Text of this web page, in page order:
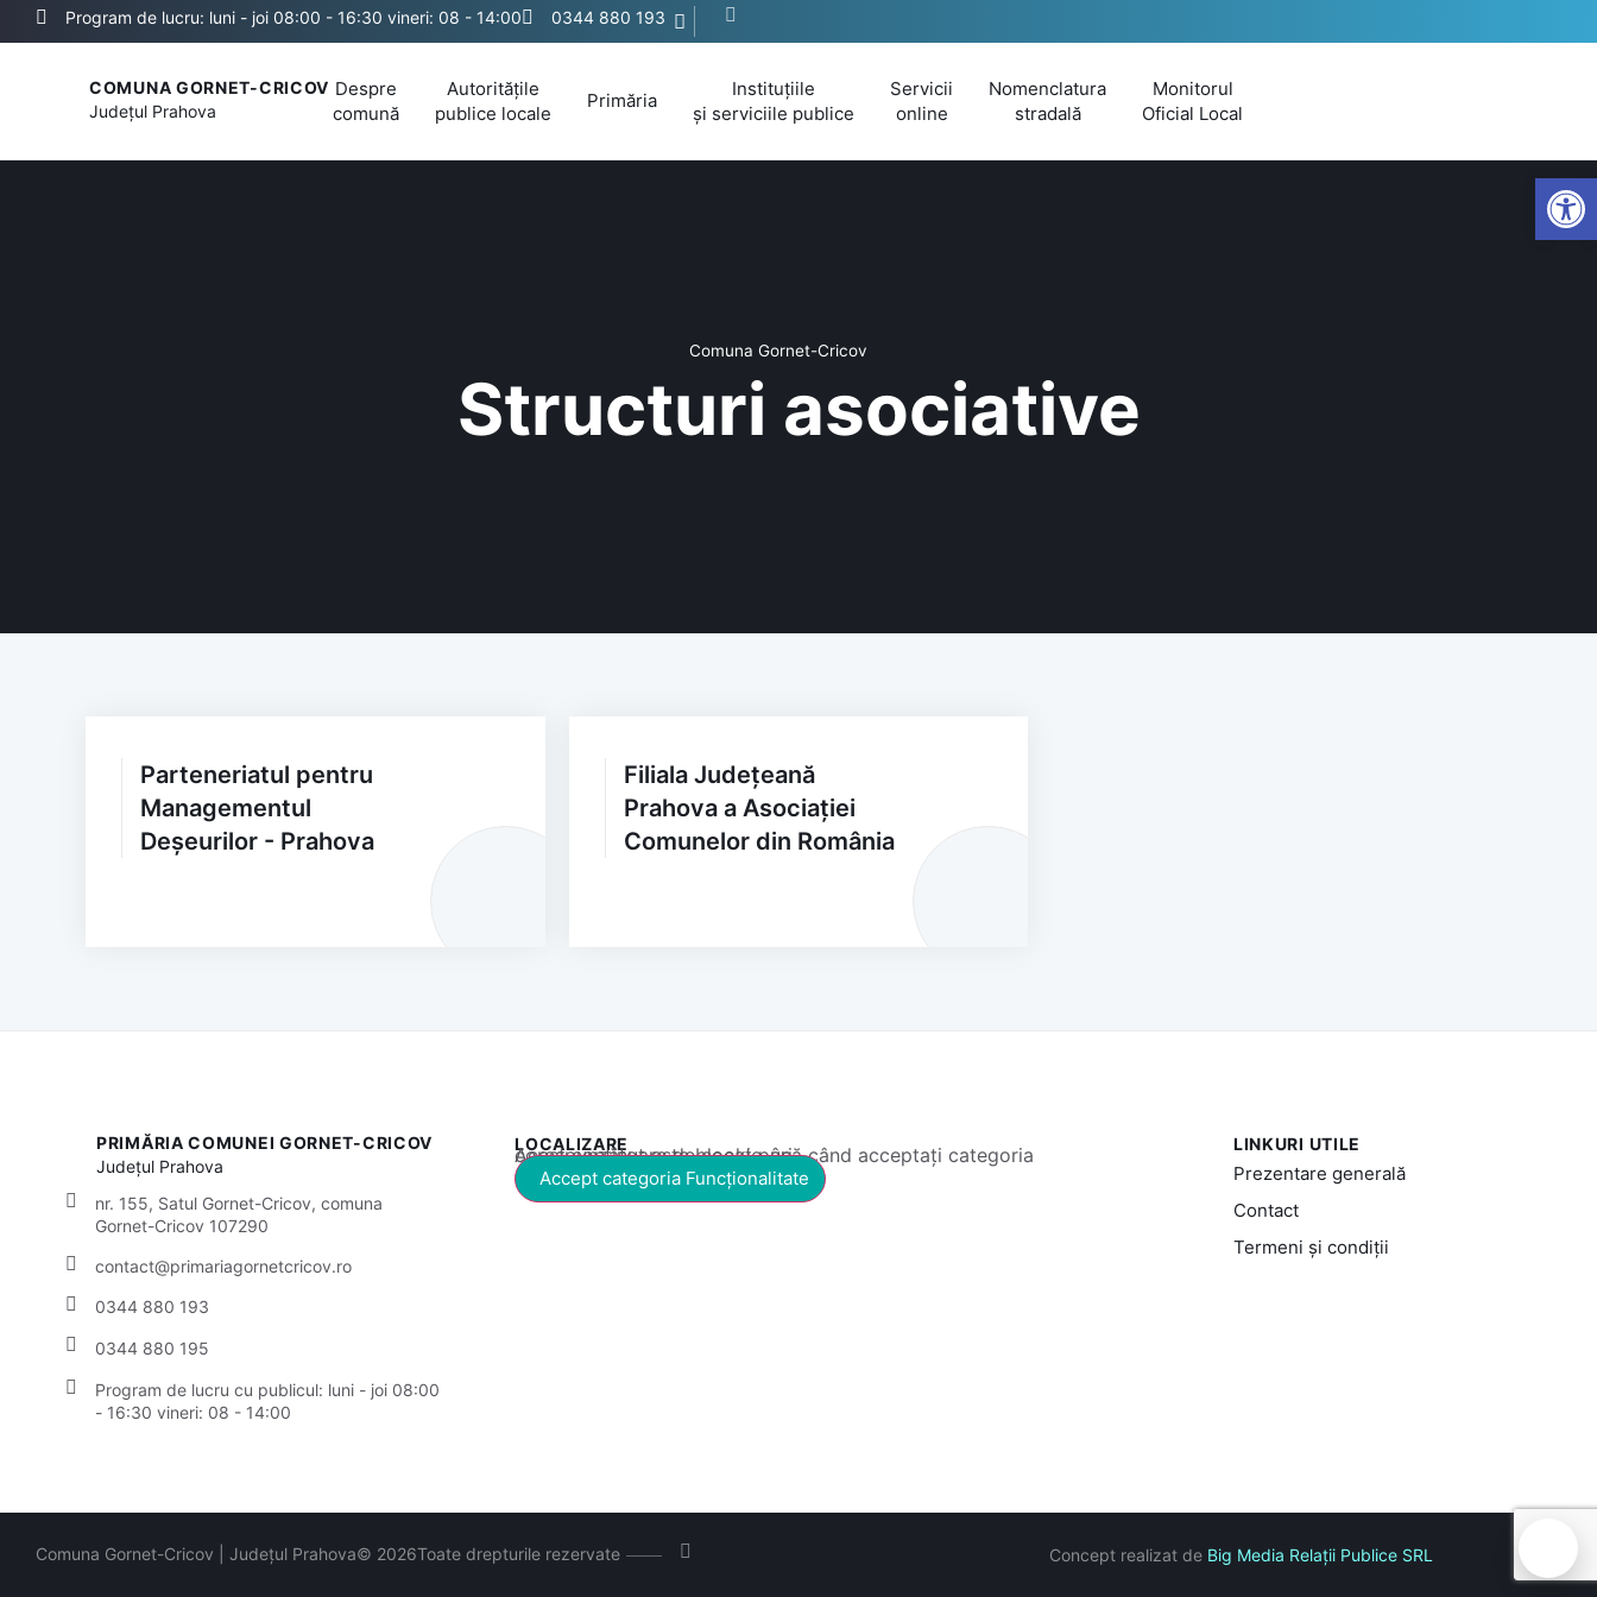
Program de lucru: luni - joi 08:00 - 16:30 vineri: 08 - 14:00 0344 880 193
COMUNA GORNET-CRICOV
Județul Prahova
Despre
comună
Autoritățile
publice locale
Primăria
Instituțiile
și serviciile publice
Servicii
online
Nomenclatura
stradală
Monitorul
Oficial Local
Comuna Gornet-Cricov
Structuri asociative
Parteneriatul pentru
Managementul
Deșeurilor - Prahova
Filiala Județeană
Prahova a Asociației
Comunelor din România
PRIMĂRIA COMUNEI GORNET-CRICOV
Județul Prahova
nr. 155, Satul Gornet-Cricov, comuna
Gornet-Cricov 107290
contact@primariagornetcricov.ro
0344 880 193
0344 880 195
Program de lucru cu publicul: luni - joi 08:00
- 16:30 vineri: 08 - 14:00
LOCALIZARE
Acest conținut este blocat până când acceptați categoria corespunzătoare de cookie-uri.
Accept categoria Funcționalitate
LINKURI UTILE
Prezentare generală
Contact
Termeni și condiții
Comuna Gornet-Cricov | Județul Prahova© 2026Toate drepturile rezervate Concept realizat de Big Media Relații Publice SRL